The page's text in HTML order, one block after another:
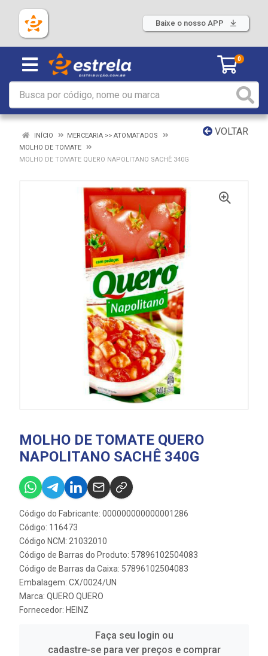
Baixe o nosso APP
0
VOLTAR
INÍCIO
MERCEARIA >> ATOMATADOS
MOLHO DE TOMATE
MOLHO DE TOMATE QUERO NAPOLITANO SACHÊ 340G
MOLHO DE TOMATE QUERO
NAPOLITANO SACHÊ 340G
Código do Fabricante: 000000000000001286
Código: 116473
Código NCM: 21032010
Código de Barras do Produto: 57896102504083
Código de Barras da Caixa: 57896102504083
Embalagem: CX/0024/UN
Marca: QUERO QUERO
Fornecedor: HEINZ
Faça seu login ou
cadastre-se para ver preços e comprar